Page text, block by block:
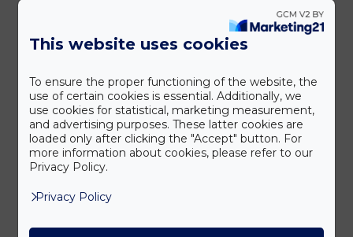
Időseknek
Koleszterin- és triglicerid szint
Könyvek
Kozmetikumok
Légút/tüdő
Lézer eszközök
Máj és epe
This website uses cookies
To ensure the proper functioning of the website, the
use of certain cookies is essential. Additionally, we
use cookies for statistical, marketing measurement,
and advertising purposes. These latter cookies are
loaded only after clicking the "Accept" button. For
more information about cookies, please refer to our
Privacy Policy.
Privacy Policy